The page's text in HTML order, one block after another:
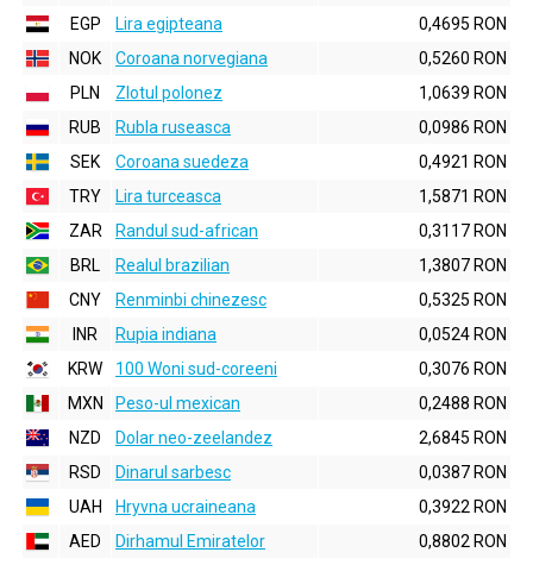
EGP
Lira egipteana
0,4695 RON
NOK
Coroana norvegiana
0,5260 RON
PLN
Zlotul polonez
1,0639 RON
RUB
Rubla ruseasca
0,0986 RON
SEK
Coroana suedeza
0,4921 RON
TRY
Lira turceasca
1,5871 RON
ZAR
Randul sud-african
0,3117 RON
BRL
Realul brazilian
1,3807 RON
CNY
Renminbi chinezesc
0,5325 RON
INR
Rupia indiana
0,0524 RON
KRW
100 Woni sud-coreeni
0,3076 RON
MXN
Peso-ul mexican
0,2488 RON
NZD
Dolar neo-zeelandez
2,6845 RON
RSD
Dinarul sarbesc
0,0387 RON
UAH
Hryvna ucraineana
0,3922 RON
AED
Dirhamul Emiratelor
0,8802 RON